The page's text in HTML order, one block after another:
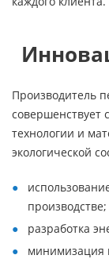
Производитель
технологии и
экологической
производстве;
разработка
минимизация